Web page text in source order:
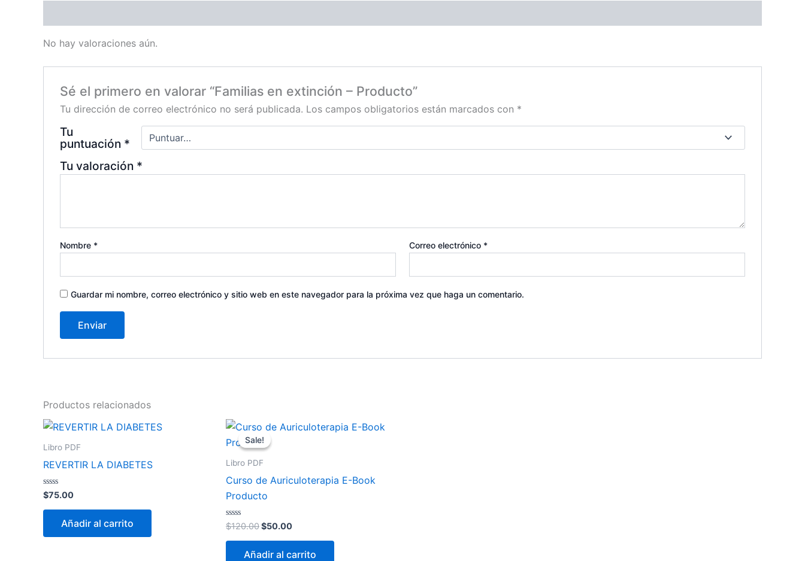
No hay valoraciones aún.
Sé el primero en valorar “Familias en extinción – Producto”
Tu dirección de correo electrónico no será publicada. Los campos obligatorios están marcados con *
Tu
puntuación *
Tu valoración *
Nombre * Correo electrónico *
Guardar mi nombre, correo electrónico y sitio web en este navegador para la próxima vez que haga un comentario.
Productos relacionados
Libro PDF
REVERTIR LA DIABETES
Valorado
en
0
$75.00
Añadir al carrito
Sale!
Sale!
Libro PDF
Curso de Auriculoterapia E-Book
Producto
Valorado
en
0
$120.00
Original
price
was:
$50.00
Current
price
Añadir al carrito